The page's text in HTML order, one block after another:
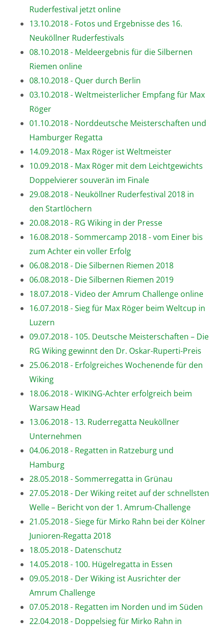
Ruderfestival jetzt online
13.10.2018 - Fotos und Ergebnisse des 16.
Neuköllner Ruderfestivals
08.10.2018 - Meldeergebnis für die Silbernen
Riemen online
08.10.2018 - Quer durch Berlin
03.10.2018 - Weltmeisterlicher Empfang für Max
Röger
01.10.2018 - Norddeutsche Meisterschaften und
Hamburger Regatta
14.09.2018 - Max Röger ist Weltmeister
10.09.2018 - Max Röger mit dem Leichtgewichts
Doppelvierer souverän im Finale
29.08.2018 - Neuköllner Ruderfestival 2018 in
den Startlöchern
20.08.2018 - RG Wiking in der Presse
16.08.2018 - Sommercamp 2018 - vom Einer bis
zum Achter ein voller Erfolg
06.08.2018 - Die Silbernen Riemen 2018
06.08.2018 - Die Silbernen Riemen 2019
18.07.2018 - Video der Amrum Challenge online
16.07.2018 - Sieg für Max Röger beim Weltcup in
Luzern
09.07.2018 - 105. Deutsche Meisterschaften – Die
RG Wiking gewinnt den Dr. Oskar-Ruperti-Preis
25.06.2018 - Erfolgreiches Wochenende für den
Wiking
18.06.2018 - WIKING-Achter erfolgreich beim
Warsaw Head
13.06.2018 - 13. Ruderregatta Neuköllner
Unternehmen
04.06.2018 - Regatten in Ratzeburg und
Hamburg
28.05.2018 - Sommerregatta in Grünau
27.05.2018 - Der Wiking reitet auf der schnellsten
Welle – Bericht von der 1. Amrum-Challenge
21.05.2018 - Siege für Mirko Rahn bei der Kölner
Junioren-Regatta 2018
18.05.2018 - Datenschutz
14.05.2018 - 100. Hügelregatta in Essen
09.05.2018 - Der Wiking ist Ausrichter der
Amrum Challenge
07.05.2018 - Regatten im Norden und im Süden
22.04.2018 - Doppelsieg für Mirko Rahn in